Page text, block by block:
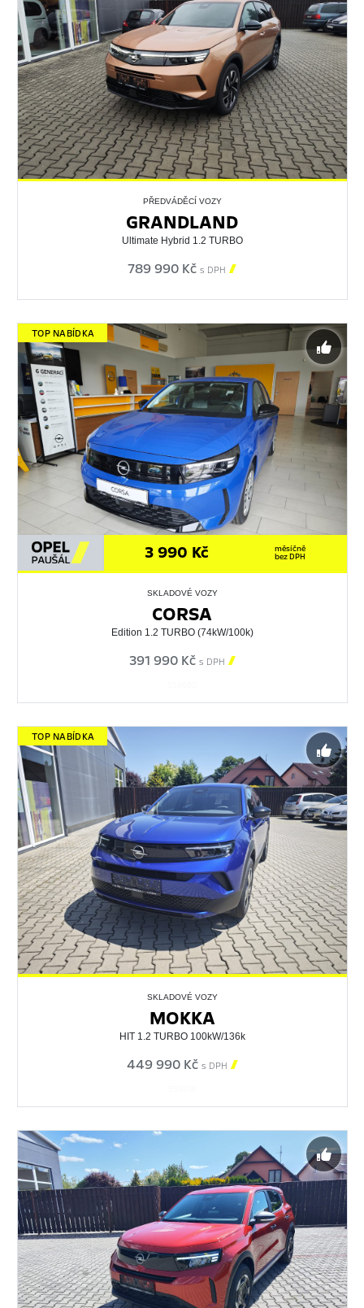
PŘEDVÁDĚCÍ VOZY
GRANDLAND
Ultimate Hybrid 1.2 TURBO
789 990 Kč s DPH 
TOP NABÍDKA
3 990 Kč měsíčně
bez DPH
SKLADOVÉ VOZY
CORSA
Edition 1.2 TURBO (74kW/100k)
391 990 Kč s DPH 
TOP NABÍDKA
SKLADOVÉ VOZY
MOKKA
HIT 1.2 TURBO 100kW/136k
449 990 Kč s DPH 